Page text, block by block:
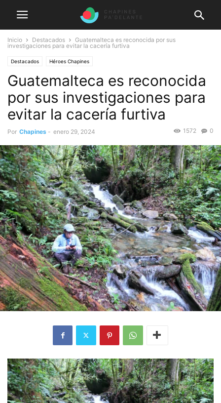
Inicio Destacados
Guatemalteca es reconocida por sus
investigaciones para evitar la cacería furtiva
Destacados Héroes Chapines
Guatemalteca es reconocida
por sus investigaciones para
evitar la cacería furtiva
Por Chapines - enero 29, 2024 0
1572